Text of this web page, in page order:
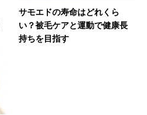
サモエドの寿命はどれくら
い？被毛ケアと運動で健康長
持ちを目指す